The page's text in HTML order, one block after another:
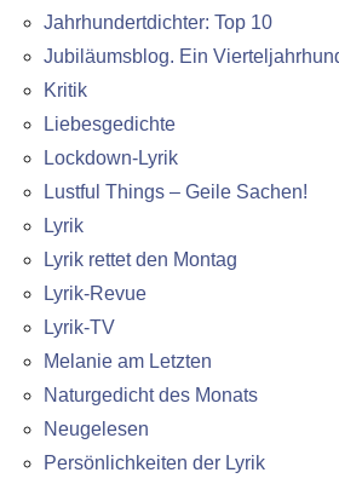
Jahrhundertdichter: Top 10
Jubiläumsblog. Ein
Kritik
Liebesgedichte
Lockdown-Lyrik
Lustful Things – Geile Sachen!
Lyrik
Lyrik rettet den Montag
Lyrik-Revue
Lyrik-TV
Melanie am Letzten
Naturgedicht des Monats
Neugelesen
Persönlichkeiten der Lyrik